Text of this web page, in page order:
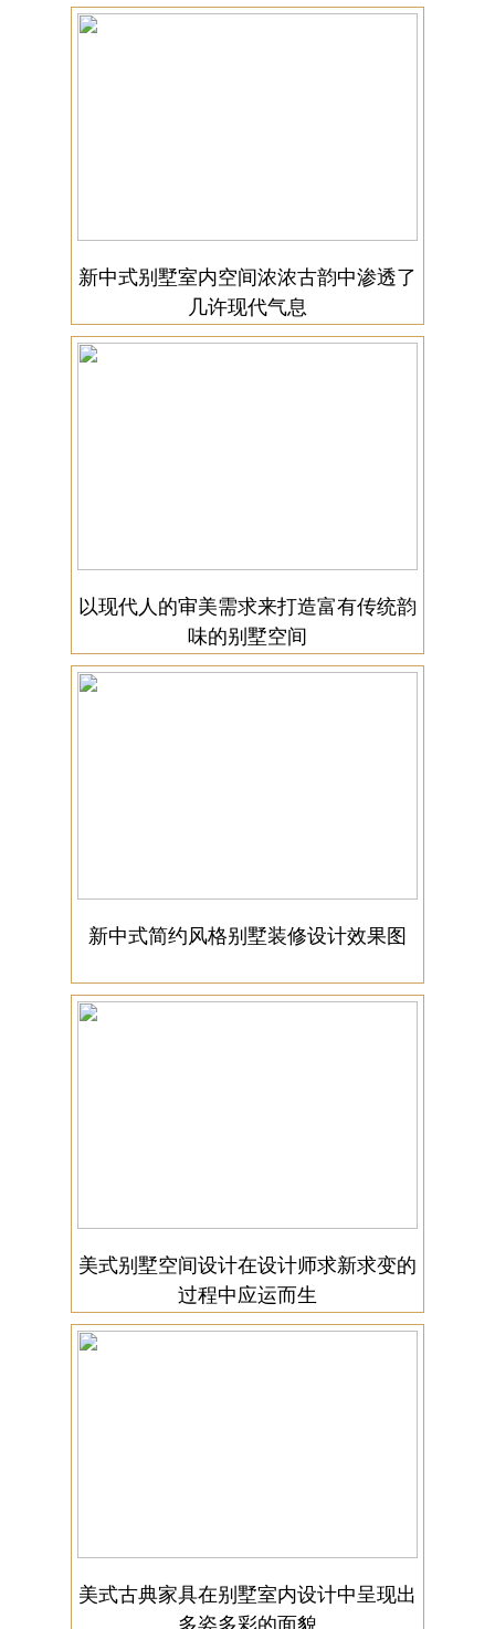
新中式别墅室内空间浓浓古韵中渗透了
几许现代气息
以现代人的审美需求来打造富有传统韵
味的别墅空间
新中式简约风格别墅装修设计效果图
美式别墅空间设计在设计师求新求变的
过程中应运而生
美式古典家具在别墅室内设计中呈现出
多姿多彩的面貌